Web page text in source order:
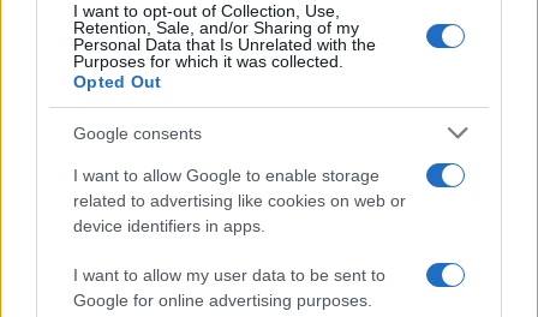
I want to opt-out of Collection, Use,
Retention, Sale, and/or Sharing of my
Personal Data that Is Unrelated with the
Purposes for which it was collected.
Opted Out
Google consents
I want to allow Google to enable storage
related to advertising like cookies on web or
device identifiers in apps.
I want to allow my user data to be sent to
Google for online advertising purposes.